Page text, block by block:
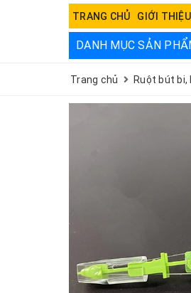
TRANG CHỦ GIỚI THIỆU
DANH MỤC SẢN
Trang chủ Ruột bút bi,